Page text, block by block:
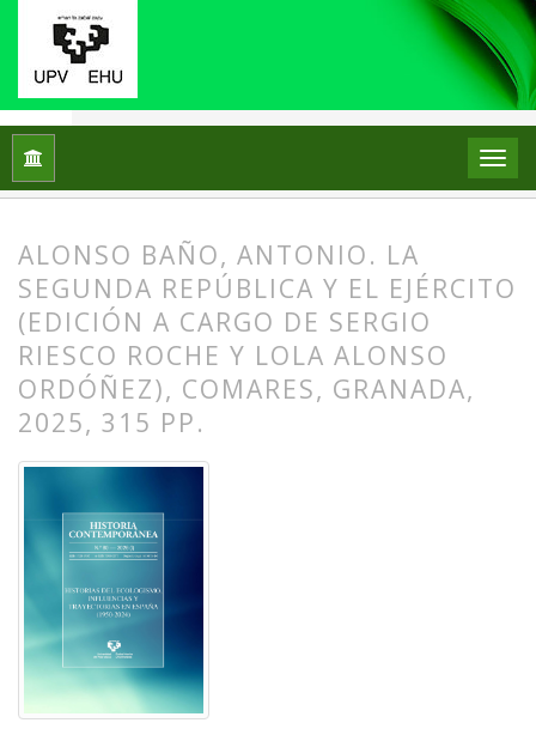
Inicio Núm. 80 (2026): Historias del ecologismo,
ALONSO BAÑO, ANTONIO. LA
SEGUNDA REPÚBLICA Y EL EJÉRCITO
(EDICIÓN A CARGO DE SERGIO
RIESCO ROCHE Y LOLA ALONSO
ORDÓÑEZ), COMARES, GRANADA,
2025, 315 PP.